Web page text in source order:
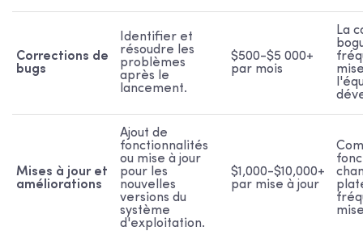
Corrections de
bugs
Identifier et
résoudre les
problèmes
après le
lancement.
$500-$5 000+
par mois
La
Mises à jour et
améliorations
Ajout de
fonctionnalités
ou mise à jour
pour les
nouvelles
versions du
système
d'exploitation.
$1,000-$10,000+
par mise à jour